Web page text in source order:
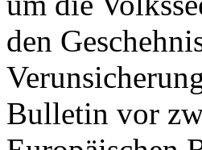
den
Bulletin vor